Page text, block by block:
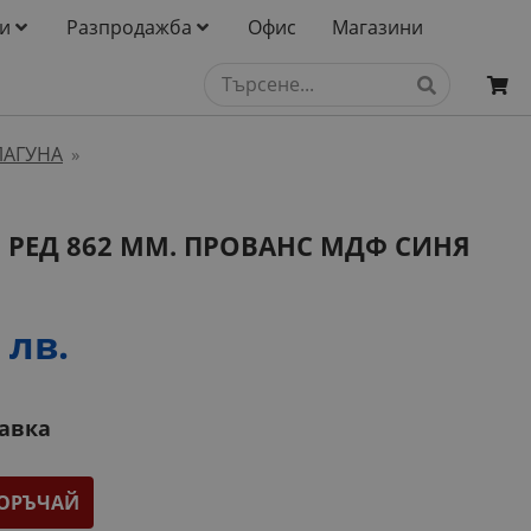
Разпродажба Офис Магазини
»
862 ММ. ПРОВАНС МДФ СИНЯ
лв.